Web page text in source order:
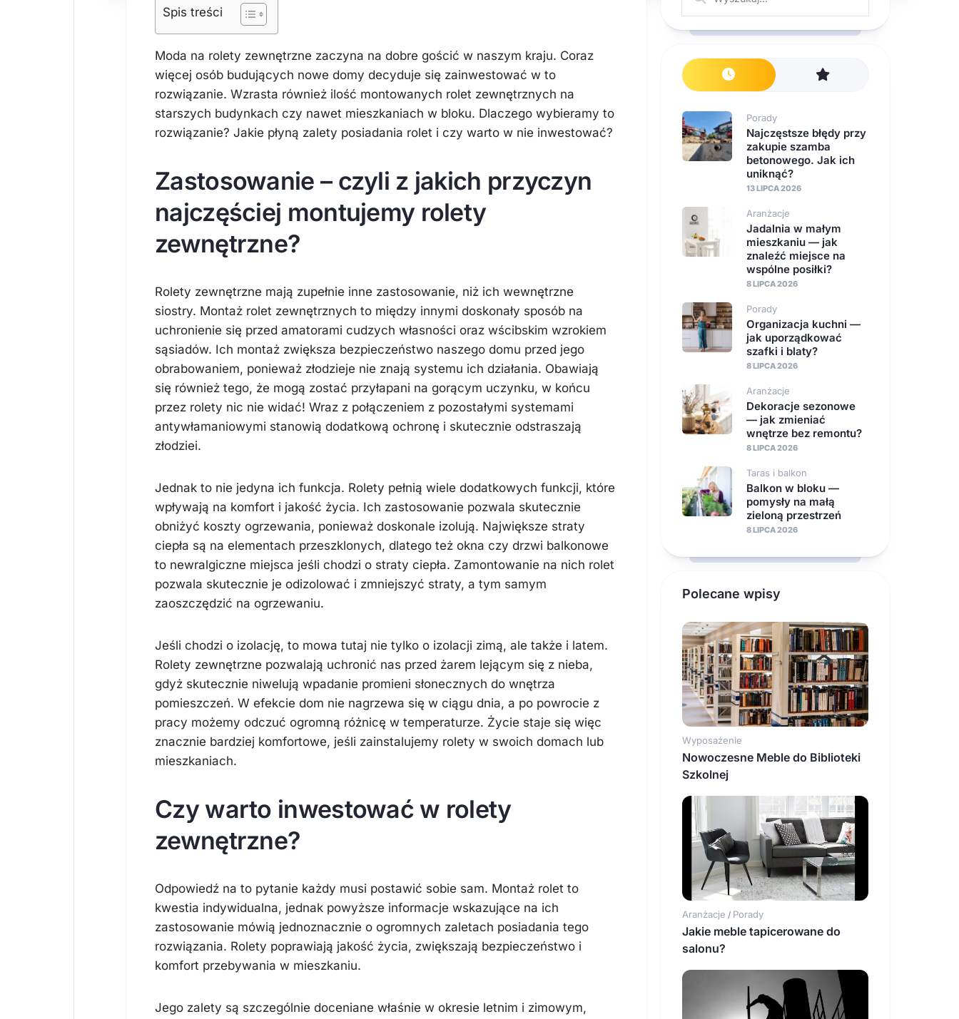
Spis treści
Moda na rolety zewnętrzne zaczyna na dobre gościć w naszym kraju. Coraz
więcej osób budujących nowe domy decyduje się zainwestować w to
rozwiązanie. Wzrasta również ilość montowanych rolet zewnętrznych na
starszych budynkach czy nawet mieszkaniach w bloku. Dlaczego wybieramy to
rozwiązanie? Jakie płyną zalety posiadania rolet i czy warto w nie inwestować?
Zastosowanie – czyli z jakich przyczyn
najczęściej montujemy rolety
zewnętrzne?
Rolety zewnętrzne mają zupełnie inne zastosowanie, niż ich wewnętrzne
siostry. Montaż rolet zewnętrznych to między innymi doskonały sposób na
uchronienie się przed amatorami cudzych własności oraz wścibskim wzrokiem
sąsiadów. Ich montaż zwiększa bezpieczeństwo naszego domu przed jego
obrabowaniem, ponieważ złodzieje nie znają systemu ich działania. Obawiają
się również tego, że mogą zostać przyłapani na gorącym uczynku, w końcu
przez rolety nic nie widać! Wraz z połączeniem z pozostałymi systemami
antywłamaniowymi stanowią dodatkową ochronę i skutecznie odstraszają
złodziei.
Jednak to nie jedyna ich funkcja. Rolety pełnią wiele dodatkowych funkcji, które
wpływają na komfort i jakość życia. Ich zastosowanie pozwala skutecznie
obniżyć koszty ogrzewania, ponieważ doskonale izolują. Największe straty
ciepła są na elementach przeszklonych, dlatego też okna czy drzwi balkonowe
to newralgiczne miejsca jeśli chodzi o straty ciepła. Zamontowanie na nich rolet
pozwala skutecznie je odizolować i zmniejszyć straty, a tym samym
zaoszczędzić na ogrzewaniu.
Jeśli chodzi o izolację, to mowa tutaj nie tylko o izolacji zimą, ale także i latem.
Rolety zewnętrzne pozwalają uchronić nas przed żarem lejącym się z nieba,
gdyż skutecznie niwelują wpadanie promieni słonecznych do wnętrza
pomieszczeń. W efekcie dom nie nagrzewa się w ciągu dnia, a po powrocie z
pracy możemy odczuć ogromną różnicę w temperaturze. Życie staje się więc
znacznie bardziej komfortowe, jeśli zainstalujemy rolety w swoich domach lub
mieszkaniach.
Czy warto inwestować w rolety
zewnętrzne?
Odpowiedź na to pytanie każdy musi postawić sobie sam. Montaż rolet to
kwestia indywidualna, jednak powyższe informacje wskazujące na ich
zastosowanie mówią jednoznacznie o ogromnych zaletach posiadania tego
rozwiązania. Rolety poprawiają jakość życia, zwiększają bezpieczeństwo i
komfort przebywania w mieszkaniu.
Jego zalety są szczególnie doceniane właśnie w okresie letnim i zimowym,
Porady
Najczęstsze błędy przy
zakupie szamba
betonowego. Jak ich
uniknąć?
13 LIPCA 2026
Aranżacje
Jadalnia w małym
mieszkaniu — jak
znaleźć miejsce na
wspólne posiłki?
8 LIPCA 2026
Porady
Organizacja kuchni —
jak uporządkować
szafki i blaty?
8 LIPCA 2026
Aranżacje
Dekoracje sezonowe
— jak zmieniać
wnętrze bez remontu?
8 LIPCA 2026
Taras i balkon
Balkon w bloku —
pomysły na małą
zieloną przestrzeń
8 LIPCA 2026
Polecane wpisy
Wyposażenie
Nowoczesne Meble do Biblioteki
Szkolnej
Aranżacje / Porady
Jakie meble tapicerowane do
salonu?